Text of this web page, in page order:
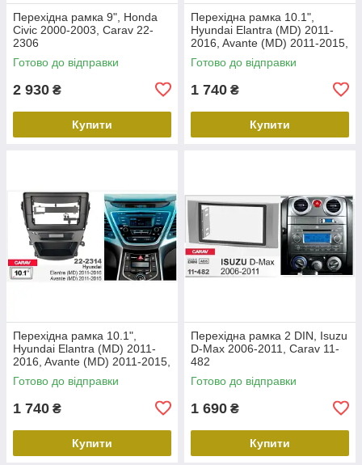
Перехідна рамка 9", Honda
Civic 2000-2003, Carav 22-
2306
Готово до відправки
2 930 ₴
Купити
Перехідна рамка 10.1",
Hyundai Elantra (MD) 2011-
2016, Avante (MD) 2011-2015,
Carav 22-2312
Готово до відправки
1 740 ₴
Купити
Перехідна рамка 10.1",
Hyundai Elantra (MD) 2011-
2016, Avante (MD) 2011-2015,
Carav 22-2314
Готово до відправки
1 740 ₴
Купити
Перехідна рамка 2 DIN, Isuzu
D-Max 2006-2011, Carav 11-
482
Готово до відправки
1 690 ₴
Купити